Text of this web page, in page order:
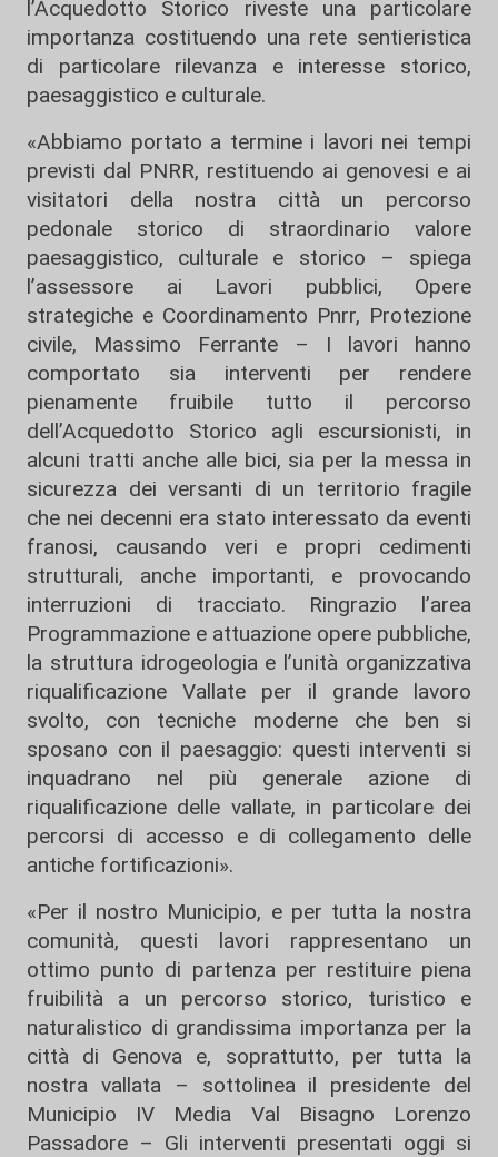
l’Acquedotto Storico riveste una particolare
importanza costituendo una rete sentieristica
di particolare rilevanza e interesse storico,
paesaggistico e culturale.
«Abbiamo portato a termine i lavori nei tempi
previsti dal PNRR, restituendo ai genovesi e ai
visitatori della nostra città un percorso
pedonale storico di straordinario valore
paesaggistico, culturale e storico – spiega
l’assessore ai Lavori pubblici, Opere
strategiche e Coordinamento Pnrr, Protezione
civile, Massimo Ferrante – I lavori hanno
comportato sia interventi per rendere
pienamente fruibile tutto il percorso
dell’Acquedotto Storico agli escursionisti, in
alcuni tratti anche alle bici, sia per la messa in
sicurezza dei versanti di un territorio fragile
che nei decenni era stato interessato da eventi
franosi, causando veri e propri cedimenti
strutturali, anche importanti, e provocando
interruzioni di tracciato. Ringrazio l’area
Programmazione e attuazione opere pubbliche,
la struttura idrogeologia e l’unità organizzativa
riqualificazione Vallate per il grande lavoro
svolto, con tecniche moderne che ben si
sposano con il paesaggio: questi interventi si
inquadrano nel più generale azione di
riqualificazione delle vallate, in particolare dei
percorsi di accesso e di collegamento delle
antiche fortificazioni».
«Per il nostro Municipio, e per tutta la nostra
comunità, questi lavori rappresentano un
ottimo punto di partenza per restituire piena
fruibilità a un percorso storico, turistico e
naturalistico di grandissima importanza per la
città di Genova e, soprattutto, per tutta la
nostra vallata – sottolinea il presidente del
Municipio IV Media Val Bisagno Lorenzo
Passadore – Gli interventi presentati oggi si